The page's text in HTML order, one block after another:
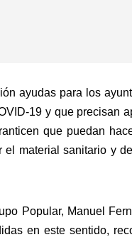
ayudas para los
19 y que precisan
que puedan
material sanitario y
Popular, Manuel
en este sentido,